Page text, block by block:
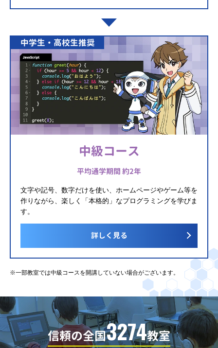
中学生・高校生推奨
中級コース
平均通学期間 約2年
文字や記号、数字だけを使い、ホームページやゲーム等を
作りながら、楽しく「本格的」なプログラミングを学びま
す。
詳しく見る
※一部教室では中級コースを開講していない場合がございます。
信頼の全国3274教室